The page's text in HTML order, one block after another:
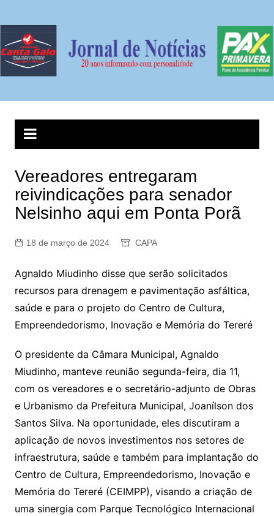
conteúdo
Vereadores entregaram
reivindicações para senador
Nelsinho aqui em Ponta Porã
18 de março de 2024 CAPA
Agnaldo Miudinho disse que serão solicitados
recursos para drenagem e pavimentação asfáltica,
saúde e para o projeto do Centro de Cultura,
Empreendedorismo, Inovação e Memória do Tereré
O presidente da Câmara Municipal, Agnaldo
Miudinho, manteve reunião segunda-feira, dia 11,
com os vereadores e o secretário-adjunto de Obras
e Urbanismo da Prefeitura Municipal, Joanílson dos
Santos Silva. Na oportunidade, eles discutiram a
aplicação de novos investimentos nos setores de
infraestrutura, saúde e também para implantação do
Centro de Cultura, Empreendedorismo, Inovação e
Memória do Tereré (CEIMPP), visando a criação de
uma sinergia com Parque Tecnológico Internacional